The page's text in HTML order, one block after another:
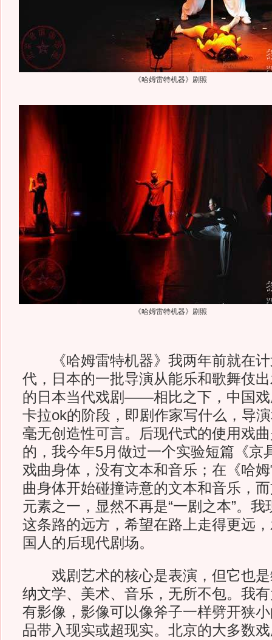
《哈姆雷特机器》剧照
《哈姆雷特机器》剧照
《哈姆雷特机器》我两年前就在计
代，日本的一批导演从能乐和歌舞伎
的日本当代戏剧——相比之下，中国戏
卡拉ok的阶段，即剧作家写什么，导
毫无创造性可言。后现代式的使用戏
的，我今年5月做过一个实验短篇《京
戏曲身体，没有文本和音乐；在《哈
曲身体开始碰撞诗意的文本和音乐，
元素之一，显然不再是“一剧之本”。
这条路的远方，希望在路上走得更远
国人的后现代剧场。
戏剧艺术的核心是表演，但它也是
纳文学、美术、音乐，无所不包。我
有影像，影像可以像斧子一样劈开狭
品带入现实或超现实。北京的大多数